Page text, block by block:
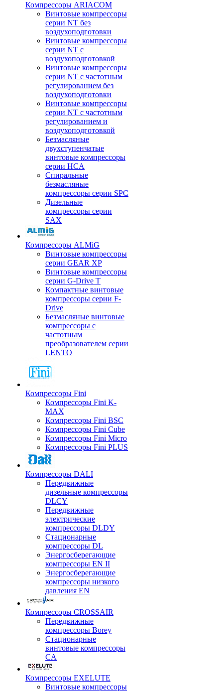
Компрессоры ARIACOM
Винтовые компрессоры
серии NT без
воздухоподготовки
Винтовые компрессоры
серии NT c
воздухоподготовкой
Винтовые компрессоры
серии NT с частотным
регулированием без
воздухоподготовки
Винтовые компрессоры
серии NT с частотным
регулированием и
воздухоподготовкой
Безмасляные
двухступенчатые
винтовые компрессоры
серии HCA
Спиральные
безмасляные
компрессоры серии SPC
Дизельные
компрессоры серии
SAX
Компрессоры ALMiG
Винтовые компрессоры
серии GEAR XP
Винтовые компрессоры
серии G-Drive T
Компактные винтовые
компрессоры серии F-
Drive
Безмасляные винтовые
компрессоры с
частотным
преобразователем серии
LENTO
Компрессоры Fini
Компрессоры Fini K-
MAX
Компрессоры Fini BSC
Компрессоры Fini Cube
Компрессоры Fini Micro
Компрессоры Fini PLUS
Компрессоры DALI
Передвижные
дизельные компрессоры
DLCY
Передвижные
электрические
компрессоры DLDY
Стационарные
компрессоры DL
Энергосберегающие
компрессоры EN II
Энергосберегающие
компрессоры низкого
давления EN
Компрессоры CROSSAIR
Передвижные
компрессоры Borey
Стационарные
винтовые компрессоры
CA
Компрессоры EXELUTE
Винтовые компрессоры